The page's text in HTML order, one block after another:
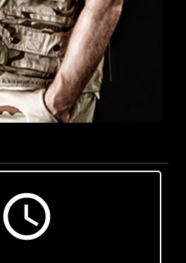
access_time